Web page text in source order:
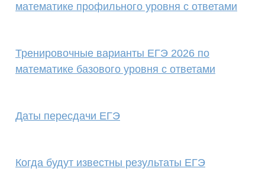
математике профильного уровня с ответами
Тренировочные варианты ЕГЭ 2026 по
математике базового уровня с ответами
Даты пересдачи ЕГЭ
Когда будут известны результаты ЕГЭ